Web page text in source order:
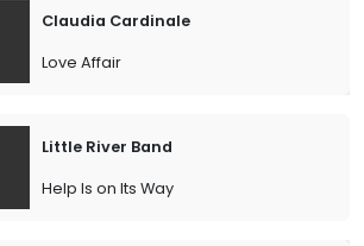
Claudia Cardinale
Love Affair
Little River Band
Help Is on Its Way